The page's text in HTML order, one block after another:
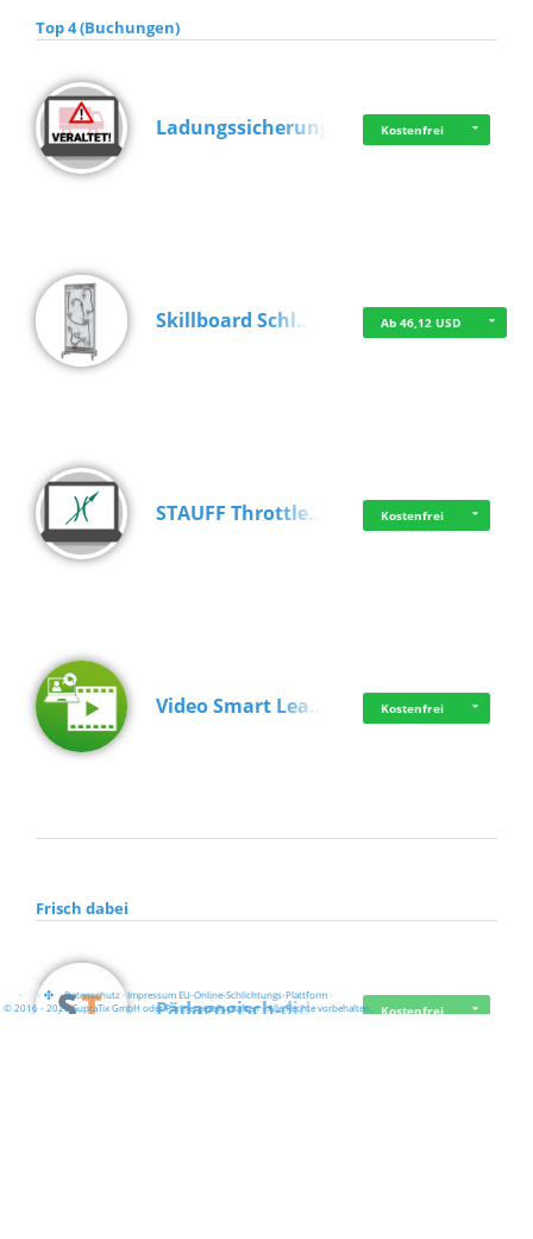
Top 4 (Buchungen)
Ladungssicherung Kostenfrei
Skillboard Schl… Ab 46,12 USD
STAUFF Throttle… Kostenfrei
Video Smart Lea… Kostenfrei
Frisch dabei
Pädagogisch-did… Kostenfrei
· · ·Datenschutz·Impressum EU-Online-Schlichtungs-Plattform·
© 2016 - 2026 SupraTix GmbH oder Partnergesellschaften - Alle Rechte vorbehalten.